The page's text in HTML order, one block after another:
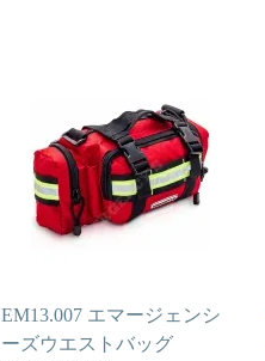
EM13.007 エマージェンシ
ーズウエストバッグ